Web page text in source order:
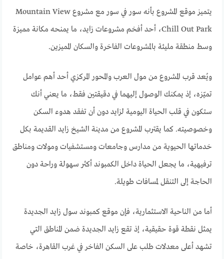
يتميز موقع المشروع بأنه سور في سور مع مشروع Mountain View
Chill Out Park، أحد أفخم مشروعات زايد، ما يمنحه مكانة مميزة
وسط منطقة مليئة بالمشروعات الفاخرة والسكان المميزين.
ويُعد قرب المشروع من مول العرب والمحور المركزي أحد أهم عوامل
تميّزه، إذ يمكنك الوصول إليهما في دقيقتين فقط، ما يعني أنك
ستكون في قلب الحياة اليومية لزايد دون أن تفقد هدوء السكن
وخصوصيته. كما يقترب المشروع من مدينة الشيخ زايد القديمة بكل
خدماتها الحيوية من مدارس وجامعات ومستشفيات ومولات ومناطق
ترفيهية، ما يجعل الحياة داخل الكمبوند أكثر سهولة وراحة دون
الحاجة إلى التنقل لمسافات طويلة.
أما من الناحية الاستثمارية، فإن موقع كمبوند سول زايد الجديدة
يمثل نقطة قوة حقيقية، إذ تقع زايد الجديدة ضمن المناطق التي
تشهد أعلى معدلات طلب على السكن الفاخر في غرب القاهرة، خاصة